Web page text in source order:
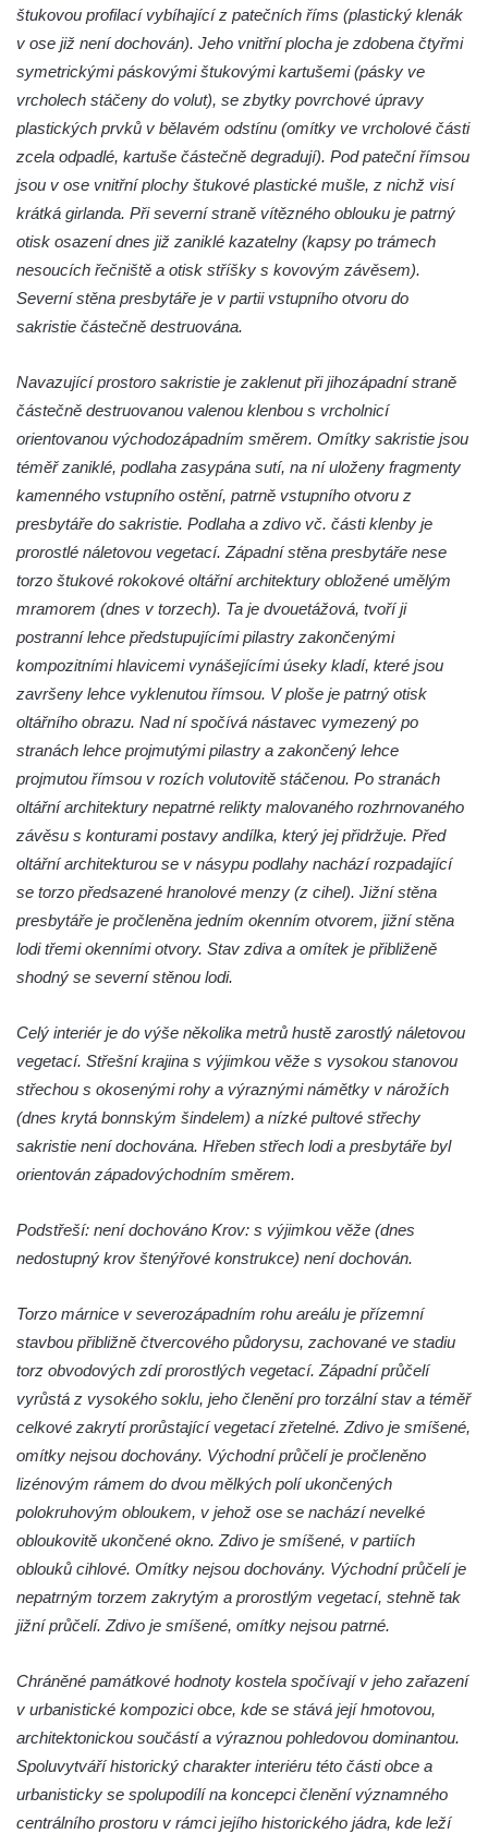
nad Labem)
Kaple svaté Anny v Brné
Kaple svatého Jana Nepomuckého před
zámkem v Protivíně
Kaple svatého Rocha v Ohradě u Hluboké
nad Vltavou
Kostel svaté Kateřiny Alexandrijské ve
Stráži nad Nisou
Kostel svatého Martina v Tursku
Kaple svatých Jana a Pavla v Knínicích
Kaple svatého Michaela v Kozinci
Kostel Narození Panny Marie v Holubici
Kaple svatého Gotharda jihozápadně od
Debrna
Kaple svatého Václava v Debrně
Hrobová kaple rodiny Nových na hřbitově v
Kralupech nad Vltavou
Hrobová kaple rodiny Hrubých II. na
hřbitově v Kralupech nad Vltavou
Hrobová kaple rodiny Hrubých I. na
hřbitově v Kralupech nad Vltavou
Hrobová kaple rodiny Pejškovy na hřbitově
v Kralupech nad Vltavou
Chrám Záštity Přesvaté Bohorodice (bývalá
hřbitovní kaple) v Kralupech nad Vltavou
Kostel Nejsvětější Trojice v Petrovicích
Kaple v Českolipské ulici v Mělníku-
Kaple svatého Jana Nepomuckého ve
Vehlovicích
Skalní kaple Navštívení Panny Marie v
Dolní Chřibské
údolí u Mařenic
Skalní kaple nad Hamerským potokem v
Kostel svatých Petra a Pavla v Horním
Prysku
Skalní kaple v zahradě domu čp. 48 za
kostelem svatých Petra a Pavla v Horním
Prysku
Kostel svatého Jakuba Staršího v České
Kaple Panny Marie v ulici Na Skalce ve
Cvikově
Kaple na návsi v Brozánkách
Kaple Nejsvětější Trojice v centru Hořína
Výklenková kaple v jižní části Hořína
Výklenková kaple na domě Vodárenská čp.
271/1 v Mělníku
Kaple svatého Antonína v Nové Vsi-
Teplicích
štukovou profilací vybíhající z patečních říms (plastický klenák
v ose již není dochován). Jeho vnitřní plocha je zdobena čtyřmi
symetrickými páskovými štukovými kartušemi (pásky ve
vrcholech stáčeny do volut), se zbytky povrchové úpravy
plastických prvků v bělavém odstínu (omítky ve vrcholové části
zcela odpadlé, kartuše částečně degradují). Pod pateční římsou
jsou v ose vnitřní plochy štukové plastické mušle, z nichž visí
krátká girlanda. Při severní straně vítězného oblouku je patrný
otisk osazení dnes již zaniklé kazatelny (kapsy po trámech
nesoucích řečniště a otisk stříšky s kovovým závěsem).
Severní stěna presbytáře je v partii vstupního otvoru do
sakristie částečně destruována.
Navazující prostoro sakristie je zaklenut při jihozápadní straně
částečně destruovanou valenou klenbou s vrcholnicí
orientovanou východozápadním směrem. Omítky sakristie jsou
téměř zaniklé, podlaha zasypána sutí, na ní uloženy fragmenty
kamenného vstupního ostění, patrně vstupního otvoru z
presbytáře do sakristie. Podlaha a zdivo vč. části klenby je
prorostlé náletovou vegetací. Západní stěna presbytáře nese
torzo štukové rokokové oltářní architektury obložené umělým
mramorem (dnes v torzech). Ta je dvouetážová, tvoří ji
postranní lehce předstupujícími pilastry zakončenými
kompozitními hlavicemi vynášejícími úseky kladí, které jsou
završeny lehce vyklenutou římsou. V ploše je patrný otisk
oltářního obrazu. Nad ní spočívá nástavec vymezený po
stranách lehce projmutými pilastry a zakončený lehce
projmutou římsou v rozích volutovitě stáčenou. Po stranách
oltářní architektury nepatrné relikty malovaného rozhrnovaného
závěsu s konturami postavy andílka, který jej přidržuje. Před
oltářní architekturou se v násypu podlahy nachází rozpadající
se torzo předsazené hranolové menzy (z cihel). Jižní stěna
presbytáře je pročleněna jedním okenním otvorem, jižní stěna
lodi třemi okenními otvory. Stav zdiva a omítek je přibliženě
shodný se severní stěnou lodi.
Celý interiér je do výše několika metrů hustě zarostlý náletovou
vegetací. Střešní krajina s výjimkou věže s vysokou stanovou
střechou s okosenými rohy a výraznými námětky v nárožích
(dnes krytá bonnským šindelem) a nízké pultové střechy
sakristie není dochována. Hřeben střech lodi a presbytáře byl
orientován západovýchodním směrem.
Podstřeší: není dochováno Krov: s výjimkou věže (dnes
nedostupný krov štenýřové konstrukce) není dochován.
Torzo márnice v severozápadním rohu areálu je přízemní
stavbou přibližně čtvercového půdorysu, zachované ve stadiu
torz obvodových zdí prorostlých vegetací. Západní průčelí
vyrůstá z vysokého soklu, jeho členění pro torzální stav a téměř
celkové zakrytí prorůstající vegetací zřetelné. Zdivo je smíšené,
omítky nejsou dochovány. Východní průčelí je pročleněno
lizénovým rámem do dvou mělkých polí ukončených
polokruhovým obloukem, v jehož ose se nachází nevelké
obloukovitě ukončené okno. Zdivo je smíšené, v partiích
oblouků cihlové. Omítky nejsou dochovány. Východní průčelí je
nepatrným torzem zakrytým a prorostlým vegetací, stehně tak
jižní průčelí. Zdivo je smíšené, omítky nejsou patrné.
Chráněné památkové hodnoty kostela spočívají v jeho zařazení
v urbanistické kompozici obce, kde se stává její hmotovou,
architektonickou součástí a výraznou pohledovou dominantou.
Spoluvytváří historický charakter interiéru této části obce a
urbanisticky se spolupodílí na koncepci členění významného
centrálního prostoru v rámci jejího historického jádra, kde leží